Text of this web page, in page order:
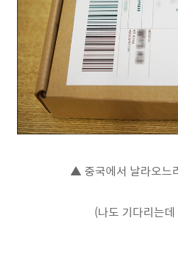
▲ 중국에서 날라오느
(나도 기다리는